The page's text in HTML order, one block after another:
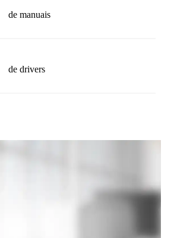
de manuais
de drivers